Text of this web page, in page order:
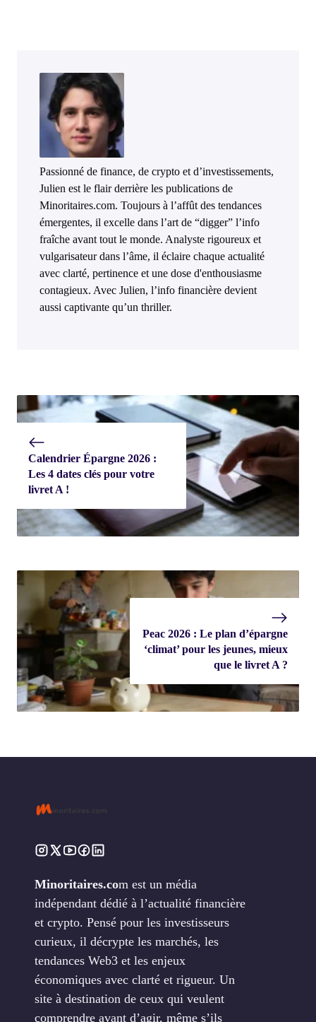
Passionné de finance, de crypto et d’investissements,
Julien est le flair derrière les publications de
Minoritaires.com. Toujours à l’affût des tendances
émergentes, il excelle dans l’art de “digger” l’info
fraîche avant tout le monde. Analyste rigoureux et
vulgarisateur dans l’âme, il éclaire chaque actualité
avec clarté, pertinence et une dose d'enthousiasme
contagieux. Avec Julien, l’info financière devient
aussi captivante qu’un thriller.
Calendrier Épargne 2026 :
Les 4 dates clés pour votre
livret A !
Peac 2026 : Le plan d’épargne
‘climat’ pour les jeunes, mieux
que le livret A ?
Minoritaires.com est un média
indépendant dédié à l’actualité financière
et crypto. Pensé pour les investisseurs
curieux, il décrypte les marchés, les
tendances Web3 et les enjeux
économiques avec clarté et rigueur. Un
site à destination de ceux qui veulent
comprendre avant d’agir, même s’ils